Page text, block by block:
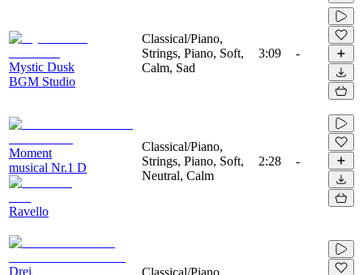
Mystic Dusk
BGM Studio
Classical/Piano,
Strings, Piano, Soft,
Calm, Sad
3:09 -
Moment
musical Nr.1 D
Ravello
Classical/Piano,
Strings, Piano, Soft,
Neutral, Calm
2:28 -
Drei Classical/Piano,